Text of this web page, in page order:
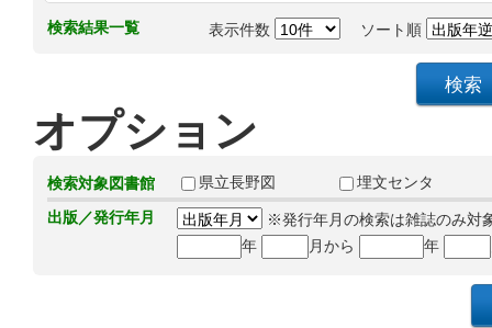
検索結果一覧 表示件数 ソート順
オプション
検索対象図書館 県立長野図
埋文センタ
出版／発行年月
※発行年月の検索は雑誌のみ対
年
月から 年